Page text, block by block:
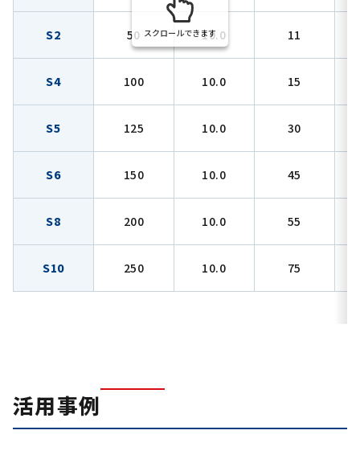
S2 50 10.0 11
S4 100 10.0 15
S5 125 10.0 30
S6 150 10.0 45
S8 200 10.0 55
S10 250 10.0 75
スクロールできます
活用事例